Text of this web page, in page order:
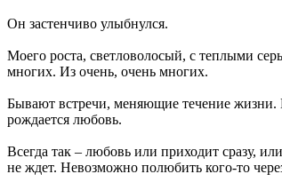
Он застенчиво улыбнулся.
Моего роста, светловолосый, с теплыми
многих. Из очень, очень многих.
Бывают встречи, меняющие течение жизни.
рождается любовь.
Всегда так – любовь или приходит сразу,
не ждет. Невозможно полюбить кого-то